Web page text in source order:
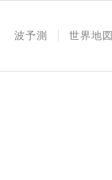
波予測 世界地図